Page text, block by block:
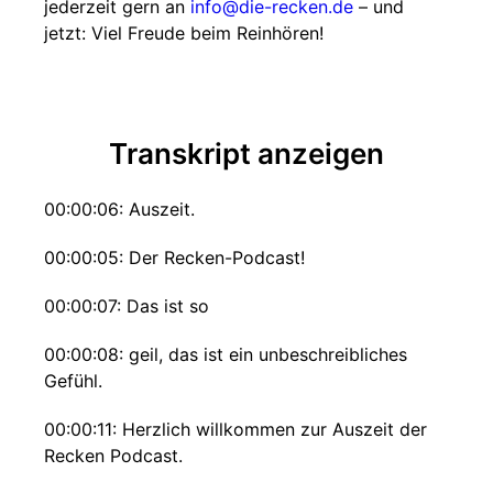
jederzeit gern an info@die-recken.de – und
jetzt: Viel Freude beim Reinhören!
Transkript anzeigen
00:00:06: Auszeit.
00:00:05: Der Recken-Podcast!
00:00:07: Das ist so
00:00:08: geil, das ist ein unbeschreibliches
Gefühl.
00:00:11: Herzlich willkommen zur Auszeit der
Recken Podcast.